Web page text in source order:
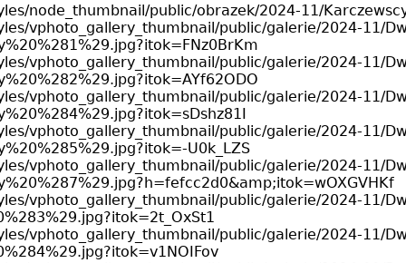
node_thumbnail/public/obrazek/2024-11/
vphoto_gallery_thumbnail/public/galerie/2024-11/
vphoto_gallery_thumbnail/public/galerie/2024-11/
vphoto_gallery_thumbnail/public/galerie/2024-11/
vphoto_gallery_thumbnail/public/galerie/2024-11/
U0k_LZS
vphoto_gallery_thumbnail/public/galerie/2024-11/
vphoto_gallery_thumbnail/public/galerie/2024-11/
vphoto_gallery_thumbnail/public/galerie/2024-11/